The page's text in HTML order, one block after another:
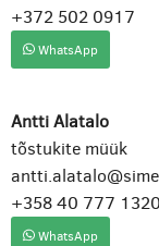
+372 502 0917
WhatsApp
Antti Alatalo
tõstukite müük
+358 40 777 1320
WhatsApp